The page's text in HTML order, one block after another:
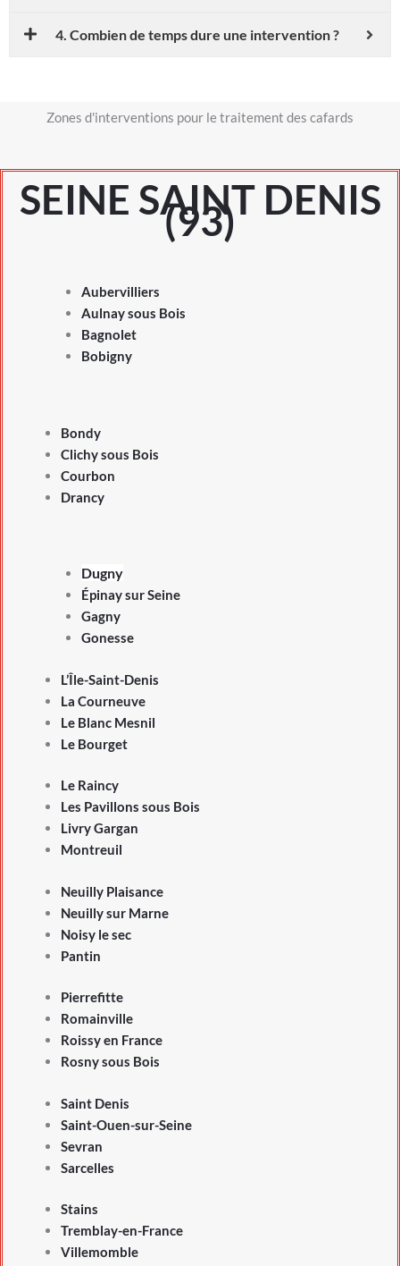
4. Combien de temps dure une intervention ?
Zones d'interventions pour le traitement des cafards
SEINE SAINT DENIS
(93)
Aubervilliers
Aulnay sous Bois
Bagnolet
Bobigny
Bondy
Clichy sous Bois
Courbon
Drancy
Dugny
Épinay sur Seine
Gagny
Gonesse
L’Île-Saint-Denis
La Courneuve
Le Blanc Mesnil
Le Bourget
Le Raincy
Les Pavillons sous Bois
Livry Gargan
Montreuil
Neuilly Plaisance
Neuilly sur Marne
Noisy le sec
Pantin
Pierrefitte
Romainville
Roissy en France
Rosny sous Bois
Saint Denis
Saint-Ouen-sur-Seine
Sevran
Sarcelles
Stains
Tremblay-en-France
Villemomble